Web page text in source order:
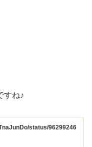
すね♪
status/96299246